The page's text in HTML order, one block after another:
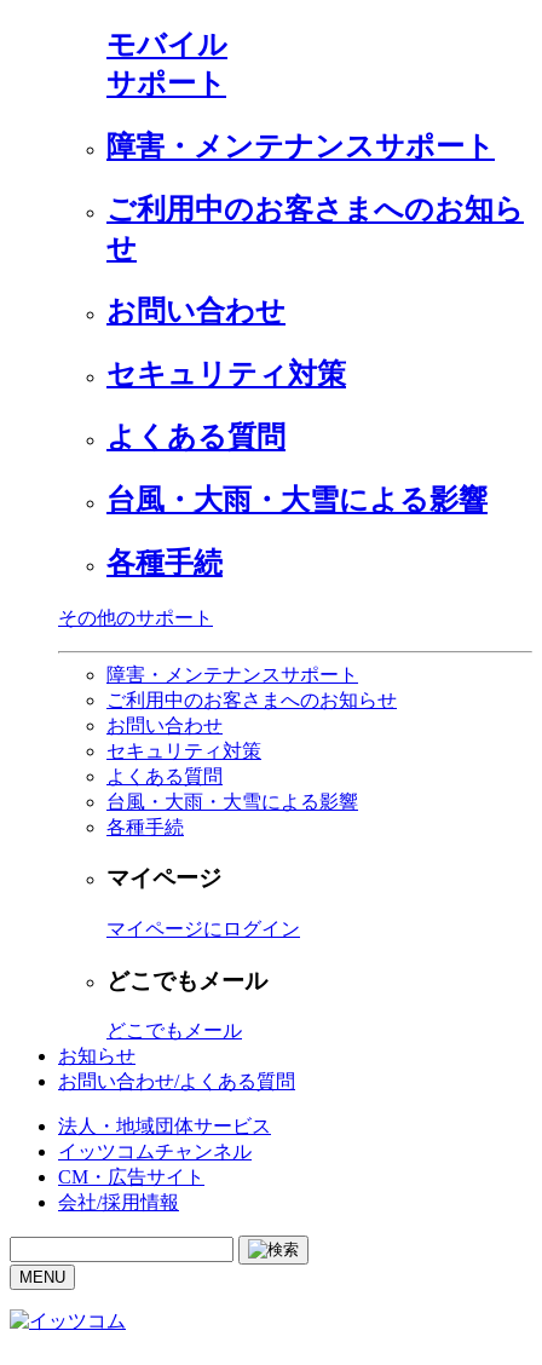
モバイル
サポート
障害・メンテナンスサポート
ご利用中のお客さまへのお知ら
せ
お問い合わせ
セキュリティ対策
よくある質問
台風・大雨・大雪による影響
各種手続
その他のサポート
障害・メンテナンスサポート
ご利用中のお客さまへのお知らせ
お問い合わせ
セキュリティ対策
よくある質問
台風・大雨・大雪による影響
各種手続
マイページ
マイページにログイン
どこでもメール
どこでもメール
お知らせ
お問い合わせ/よくある質問
法人・地域団体サービス
イッツコムチャンネル
CM・広告サイト
会社/採用情報
MENU